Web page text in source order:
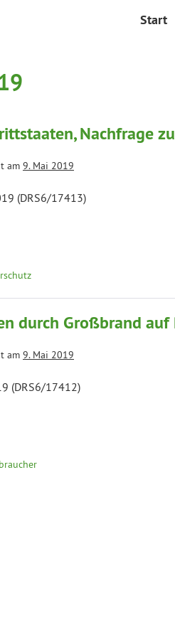
Start
Nachfrage
am 9. Mai 2019
(DRS6/17413)
durch Großbrand
am 9. Mai 2019
(DRS6/17412)